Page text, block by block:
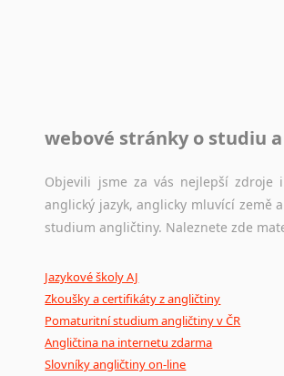
Jazykový korpus je elektronický
původního zdroje textu.
Ostatní pomůcky pro překladatele
poradny a pravidla
webové stránky o studiu
Objevili jsme za vás nejlepší zdroje
anglický jazyk, anglicky mluvící země
studium angličtiny. Naleznete zde
Jazykové školy AJ
Zkoušky a certifikáty z angličtiny
Pomaturitní studium angličtiny v ČR
Angličtina na internetu zdarma
Slovníky angličtiny on-line